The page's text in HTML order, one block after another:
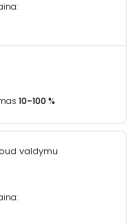
10–100 %
valdymu